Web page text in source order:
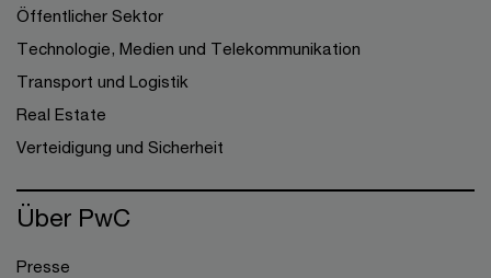
Öffentlicher Sektor
Technologie, Medien und Telekommunikation
Transport und Logistik
Real Estate
Verteidigung und Sicherheit
Über PwC
Presse